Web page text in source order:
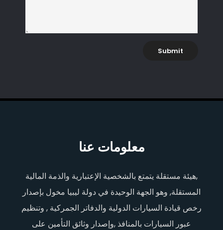
ر
Submit
معلومات عنا
,هيئة مستقلة يتمتع بالشخصية الإعتبارية والذمة المالية
المستقلة, وهو الجهة الوحيدة في دولة ليبيا مخول بإصدار
رخص قيادة السيارات الدولية والدفاتر الجمركية , وتنظيم
عبور السيارات بالمنافذ ,وإصدار وثائق التأمين على